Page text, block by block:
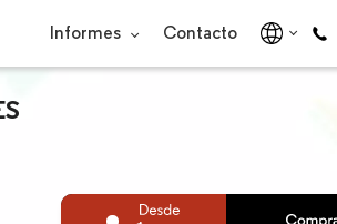
Informes Contacto